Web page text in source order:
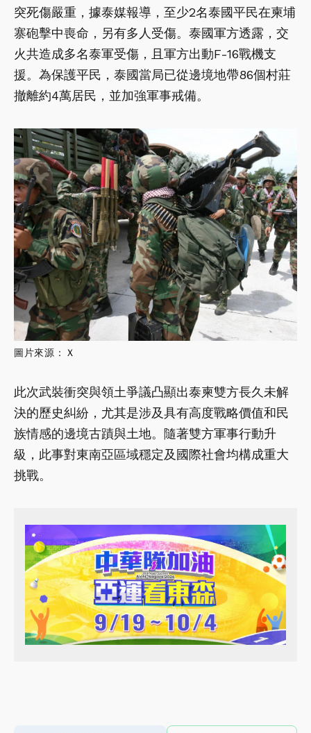
突死傷嚴重，據泰媒報導，至少2名泰國平民在柬埔
寨砲擊中喪命，另有多人受傷。泰國軍方透露，交
火共造成多名泰軍受傷，且軍方出動F-16戰機支
援。為保護平民，泰國當局已從邊境地帶86個村莊
撤離約4萬居民，並加強軍事戒備。
圖片來源： Ｘ
此次武裝衝突與領土爭議凸顯出泰柬雙方長久未解
決的歷史糾紛，尤其是涉及具有高度戰略價值和民
族情感的邊境古蹟與土地。隨著雙方軍事行動升
級，此事對東南亞區域穩定及國際社會均構成重大
挑戰。